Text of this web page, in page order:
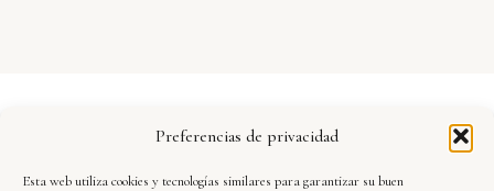
Preferencias de privacidad
Esta web utiliza cookies y tecnologías similares para garantizar su buen